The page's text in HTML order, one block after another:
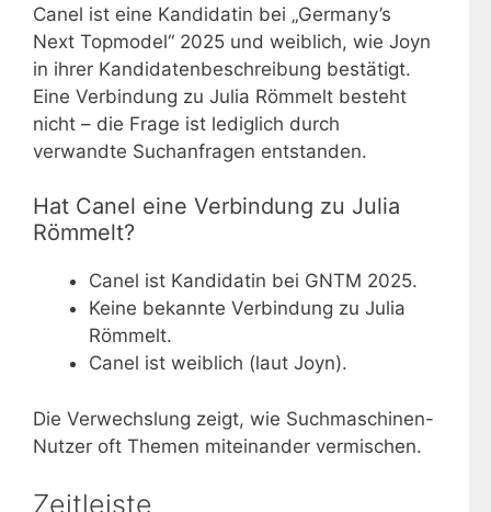
Canel ist eine Kandidatin bei „Germany’s
Next Topmodel“ 2025 und weiblich, wie Joyn
in ihrer Kandidatenbeschreibung bestätigt.
Eine Verbindung zu Julia Römmelt besteht
nicht – die Frage ist lediglich durch
verwandte Suchanfragen entstanden.
Hat Canel eine Verbindung zu Julia
Römmelt?
Canel ist Kandidatin bei GNTM 2025.
Keine bekannte Verbindung zu Julia
Römmelt.
Canel ist weiblich (laut Joyn).
Die Verwechslung zeigt, wie Suchmaschinen-
Nutzer oft Themen miteinander vermischen.
Zeitleiste